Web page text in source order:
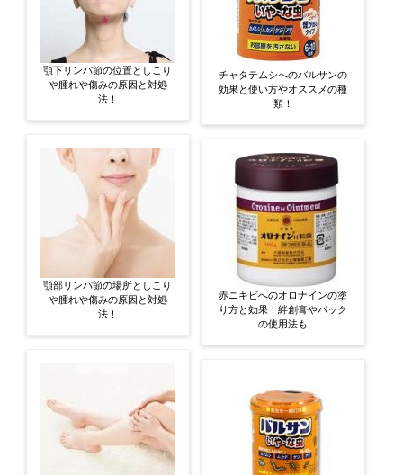
顎下リンパ節の位置としこり
や腫れや傷みの原因と対処
法！
顎部リンパ節の場所としこり
や腫れや傷みの原因と対処
法！
チャタテムシへのバルサンの
効果と使い方やオススメの種
類！
赤ニキビへのオロナインの塗
り方と効果！絆創膏やパック
の使用法も